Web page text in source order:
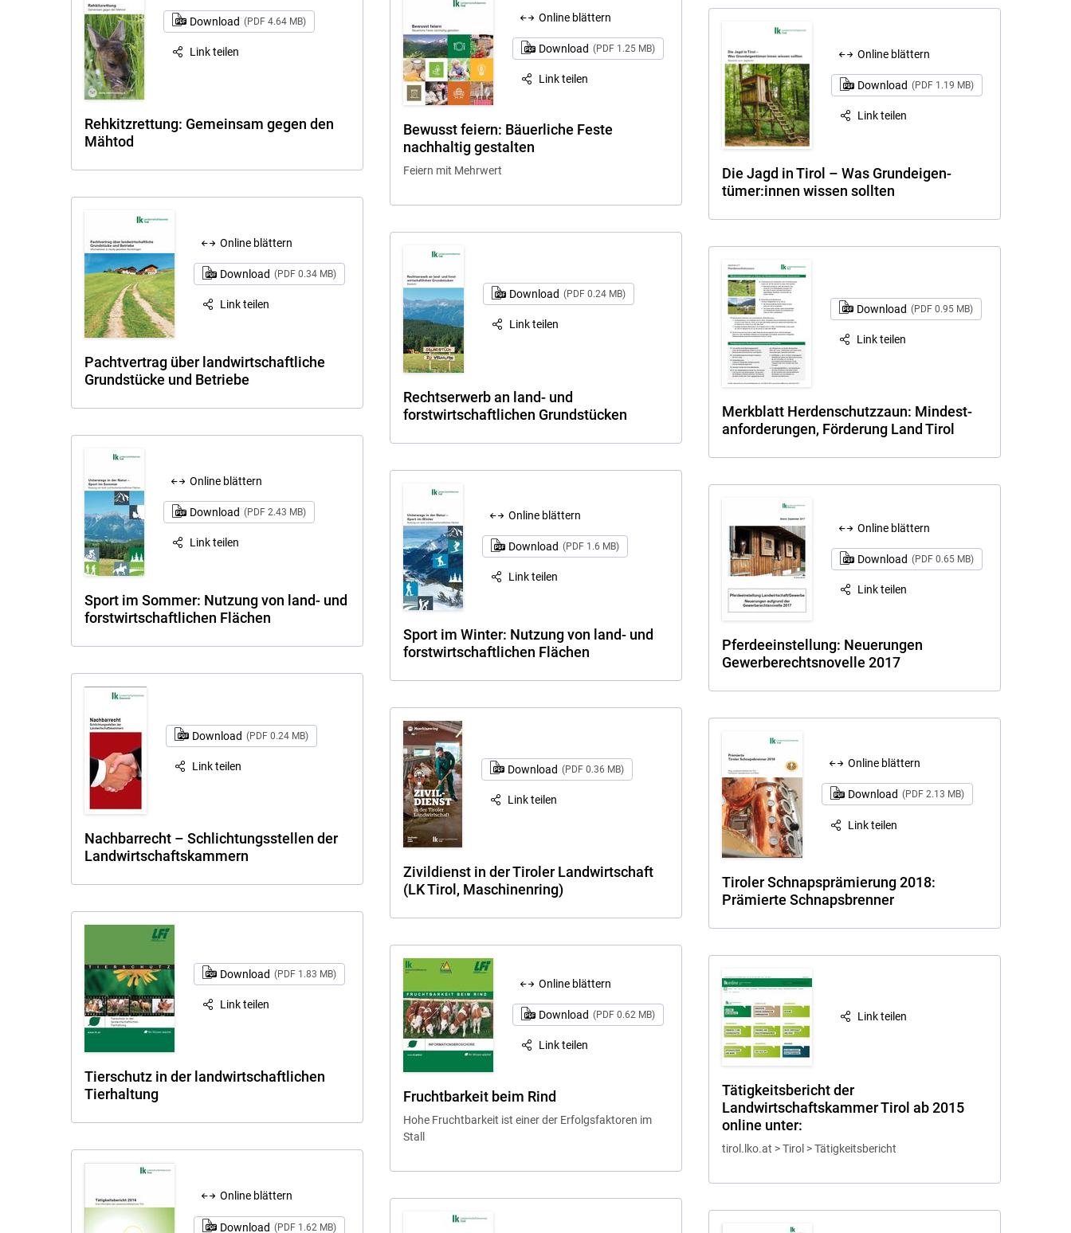
Download (PDF 4.64 MB)
Link teilen
Rehkitzrettung: Gemeinsam gegen den
Mähtod
Online blättern
Download (PDF 1.25 MB)
Link teilen
Bewusst feiern: Bäuerliche Feste
nachhaltig gestalten
Feiern mit Mehrwert
Online blättern
Download (PDF 1.19 MB)
Link teilen
Die Jagd in Tirol – Was Grundeigen­
tümer:innen wissen sollten
Online blättern
Download (PDF 0.34 MB)
Link teilen
Pachtvertrag über landwirtschaftliche
Grundstücke und Betriebe
Download (PDF 0.24 MB)
Link teilen
Rechtserwerb an land- und
forstwirtschaftlichen Grundstücken
Download (PDF 0.95 MB)
Link teilen
Merkblatt Herdenschutzzaun: Mindest­
anforderungen, Förderung Land Tirol
Online blättern
Download (PDF 2.43 MB)
Link teilen
Sport im Sommer: Nutzung von land- und
forstwirtschaftlichen Flächen
Online blättern
Download (PDF 1.6 MB)
Link teilen
Sport im Winter: Nutzung von land- und
forstwirtschaftlichen Flächen
Online blättern
Download (PDF 0.65 MB)
Link teilen
Pferdeeinstellung: Neuerungen
Gewerberechtsnovelle 2017
Download (PDF 0.24 MB)
Link teilen
Nachbarrecht – Schlichtungsstellen der
Landwirtschaftskammern
Download (PDF 0.36 MB)
Link teilen
Zivildienst in der Tiroler Landwirtschaft
(LK Tirol, Maschinenring)
Online blättern
Download (PDF 2.13 MB)
Link teilen
Tiroler Schnapsprämierung 2018:
Prämierte Schnapsbrenner
Download (PDF 1.83 MB)
Link teilen
Tierschutz in der landwirtschaftlichen
Tierhaltung
Online blättern
Download (PDF 0.62 MB)
Link teilen
Fruchtbarkeit beim Rind
Hohe Fruchtbarkeit ist einer der Erfolgsfaktoren im
Stall
Link teilen
Tätigkeitsbericht der
Landwirtschaftskammer Tirol ab 2015
online unter:
tirol.lko.at > Tirol > Tätigkeitsbericht
Online blättern
Download (PDF 1.62 MB)